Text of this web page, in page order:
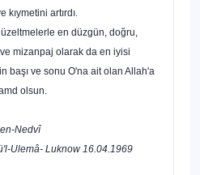
artırdı.
en düzgün, doğ­ru,
mizanpaj olarak da en iyi­si
başı ve sonu O'na ait olan Allah'a
olsun.
Nedvî
Ulemâ- Luknow 16.04.1969